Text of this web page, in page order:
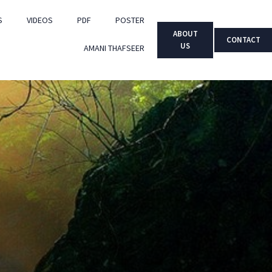
VIDEOS PDF POSTER
AMANI THAFSEER
ABOUT
US
CONTACT